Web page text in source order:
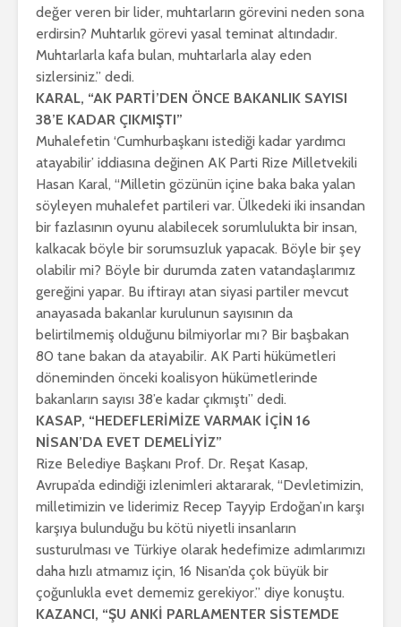
değer veren bir lider, muhtarların görevini neden sona
erdirsin? Muhtarlık görevi yasal teminat altındadır.
Muhtarlarla kafa bulan, muhtarlarla alay eden
sizlersiniz.” dedi.
KARAL, “AK PARTİ’DEN ÖNCE BAKANLIK SAYISI
38’E KADAR ÇIKMIŞTI”
Muhalefetin ‘Cumhurbaşkanı istediği kadar yardımcı
atayabilir’ iddiasına değinen AK Parti Rize Milletvekili
Hasan Karal, “Milletin gözünün içine baka baka yalan
söyleyen muhalefet partileri var. Ülkedeki iki insandan
bir fazlasının oyunu alabilecek sorumlulukta bir insan,
kalkacak böyle bir sorumsuzluk yapacak. Böyle bir şey
olabilir mi? Böyle bir durumda zaten vatandaşlarımız
gereğini yapar. Bu iftirayı atan siyasi partiler mevcut
anayasada bakanlar kurulunun sayısının da
belirtilmemiş olduğunu bilmiyorlar mı? Bir başbakan
80 tane bakan da atayabilir. AK Parti hükümetleri
döneminden önceki koalisyon hükümetlerinde
bakanların sayısı 38’e kadar çıkmıştı” dedi.
KASAP, “HEDEFLERİMİZE VARMAK İÇİN 16
NİSAN’DA EVET DEMELİYİZ”
Rize Belediye Başkanı Prof. Dr. Reşat Kasap,
Avrupa’da edindiği izlenimleri aktararak, “Devletimizin,
milletimizin ve liderimiz Recep Tayyip Erdoğan’ın karşı
karşıya bulunduğu bu kötü niyetli insanların
susturulması ve Türkiye olarak hedefimize adımlarımızı
daha hızlı atmamız için, 16 Nisan’da çok büyük bir
çoğunlukla evet dememiz gerekiyor.” diye konuştu.
KAZANCI, “ŞU ANKİ PARLAMENTER SİSTEMDE